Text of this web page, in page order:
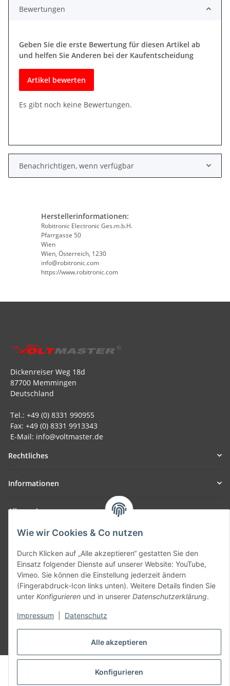
Alle akzeptieren
Konfigurieren
Wie wir Cookies & Co nutzen
Durch Klicken auf „Alle akzeptieren“ gestatten Sie den
Einsatz folgender Dienste auf unserer Website: YouTube,
Vimeo. Sie können die Einstellung jederzeit ändern
(Fingerabdruck-Icon links unten). Weitere Details finden Sie
unter Konfigurieren und in unserer Datenschutzerklärung.
Impressum Datenschutz
Bewertungen
Geben Sie die erste Bewertung für diesen Artikel ab
und helfen Sie Anderen bei der Kaufentscheidung
Artikel bewerten
Es gibt noch keine Bewertungen.
Benachrichtigen, wenn verfügbar
Herstellerinformationen:
Robitronic Electronic Ges.m.b.H.
Pfarrgasse 50
Wien
Wien, Österreich, 1230
info@robitronic.com
https://www.robitronic.com
Dickenreiser Weg 18d
87700 Memmingen
Deutschland
Tel.: +49 (0) 8331 990955
Fax: +49 (0) 8331 9913343
E-Mail: info@voltmaster.de
Rechtliches
Informationen
Allgemein
Teil unseres Netzwerks:
SmoliTec - Safety. Simplified. Worldwide. ( B2B Shop )
Vertrag widerrufen
* Alle Preise inkl. gesetzlicher USt., zzgl.Versand
© voltmaster.de
Powered byJTL-Shop